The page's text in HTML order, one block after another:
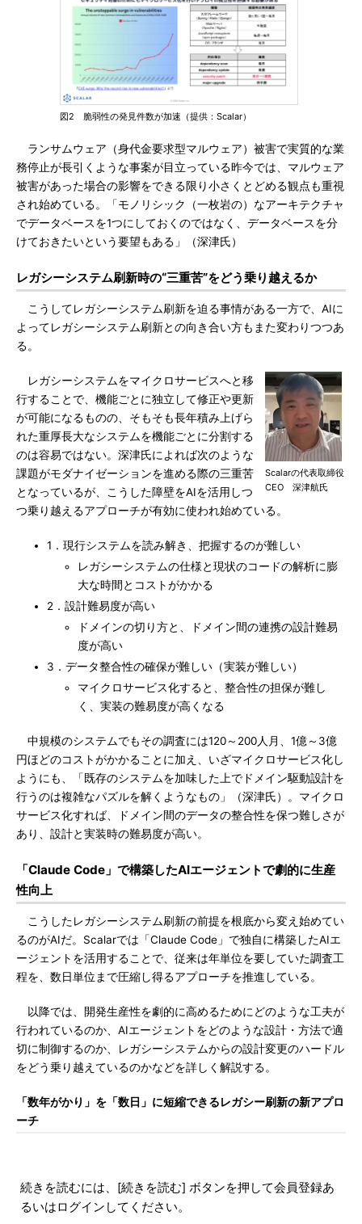
図2 脆弱性の発見件数が加速（提供：Scalar）
ランサムウェア（身代金要求型マルウェア）被害で実質的な業
務停止が長引くような事案が目立っている昨今では、マルウェア
被害があった場合の影響をできる限り小さくとどめる観点も重視
され始めている。「モノリシック（一枚岩の）なアーキテクチャ
でデータベースを1つにしておくのではなく、データベースを分
けておきたいという要望もある」（深津氏）
レガシーシステム刷新時の“三重苦”をどう乗り越えるか
こうしてレガシーシステム刷新を迫る事情がある一方で、AIに
よってレガシーシステム刷新との向き合い方もまた変わりつつあ
る。
Scalarの代表取締役
CEO 深津航氏
レガシーシステムをマイクロサービスへと移
行することで、機能ごとに独立して修正や更新
が可能になるものの、そもそも長年積み上げら
れた重厚長大なシステムを機能ごとに分割する
のは容易ではない。深津氏によれば次のような
課題がモダナイゼーションを進める際の三重苦
となっているが、こうした障壁をAIを活用しつ
つ乗り越えるアプローチが有効に使われ始めている。
1．現行システムを読み解き、把握するのが難しい
レガシーシステムの仕様と現状のコードの解析に膨
大な時間とコストがかかる
2．設計難易度が高い
ドメインの切り方と、ドメイン間の連携の設計難易
度が高い
3．データ整合性の確保が難しい（実装が難しい）
マイクロサービス化すると、整合性の担保が難し
く、実装の難易度が高くなる
中規模のシステムでもその調査には120～200人月、1億～3億
円ほどのコストがかかることに加え、いざマイクロサービス化し
ようにも、「既存のシステムを加味した上でドメイン駆動設計を
行うのは複雑なパズルを解くようなもの」（深津氏）。マイクロ
サービス化すれば、ドメイン間のデータの整合性を保つ難しさが
あり、設計と実装時の難易度が高い。
「Claude Code」で構築したAIエージェントで劇的に生産
性向上
こうしたレガシーシステム刷新の前提を根底から変え始めてい
るのがAIだ。Scalarでは「Claude Code」で独自に構築したAIエ
ージェントを活用することで、従来は年単位を要していた調査工
程を、数日単位まで圧縮し得るアプローチを推進している。
以降では、開発生産性を劇的に高めるためにどのような工夫が
行われているのか、AIエージェントをどのような設計・方法で適
切に制御するのか、レガシーシステムからの設計変更のハードル
をどう乗り越えているのかなどを詳しく解説する。
「数年がかり」を「数日」に短縮できるレガシー刷新の新アプロ
ーチ
続きを読むには、[続きを読む] ボタンを押して会員登録あ
るいはログインしてください。